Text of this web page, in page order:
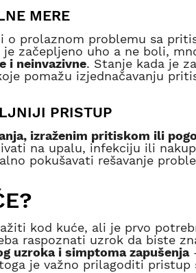
MERE
o prolaznom problemu sa
začepljeno uho a ne boli,
i neinvazivne. Stanje kada je
pomažu izjednačavanju
PRISTUP
izraženim pritiskom ili
na upalu, infekciju ili
pokušavati rešavanje
kod kuće, ali je prvo
raspoznati uzrok da biste
uzroka i simptoma zapušenja
je važno prilagoditi pristup